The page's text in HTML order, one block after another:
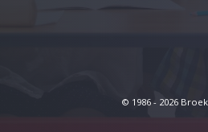
© 1986 - 2026